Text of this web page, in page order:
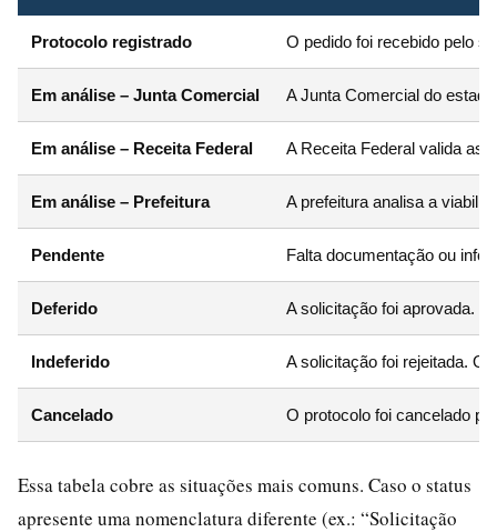
Protocolo registrado O pedido foi recebido pelo
Em análise – Junta Comercial A Junta Comercial do
Em análise – Receita Federal A Receita Federal valida as
Em análise – Prefeitura A prefeitura analisa a
Pendente Falta documentação ou
Deferido A solicitação foi aprovada.
Indeferido A solicitação foi rejeitada. O
Cancelado O protocolo foi cancelado
Essa tabela cobre as situações mais comuns. Caso o status
apresente uma nomenclatura diferente (ex.: “Solicitação